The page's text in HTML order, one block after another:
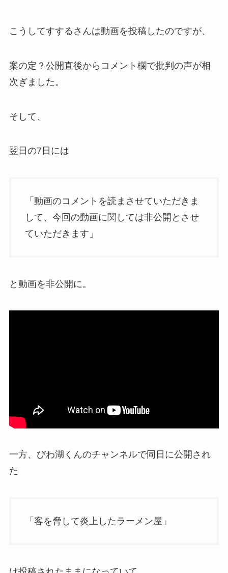
こうしてすするさんは動画を投稿したのですが、
案の定？公開直後からコメント欄で批判の声が相
次ぎました。
そして、
翌日の7日には
「動画のコメントを読まさせていただきま
して、今回の動画に関しては非公開とさせ
ていただきます」
と動画を非公開に。
一方、びわ湖くんのチャンネルで同日に公開され
た
「客を脅して炎上したラーメン屋」